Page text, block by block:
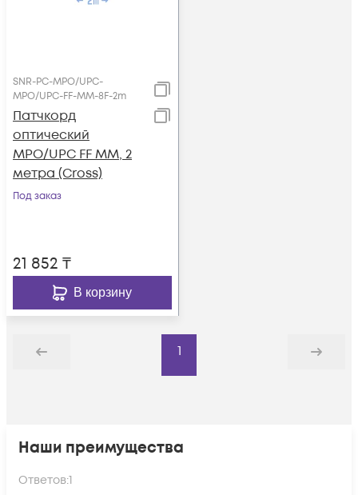
SNR-PC-MPO/UPC-
MPO/UPC-FF-MM-8F-2m
Патчкорд
оптический
MPO/UPC FF MM, 2
метра (Cross)
Под заказ
21 852 ₸
В корзину
Назад
1
Дальше
Наши преимущества
Ответов:1